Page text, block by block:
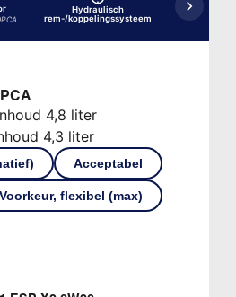
Hydraulisch
rem-/koppelingssysteem
4,8 liter
4,3 liter
Acceptabel
Voorkeur, flexibel (max)